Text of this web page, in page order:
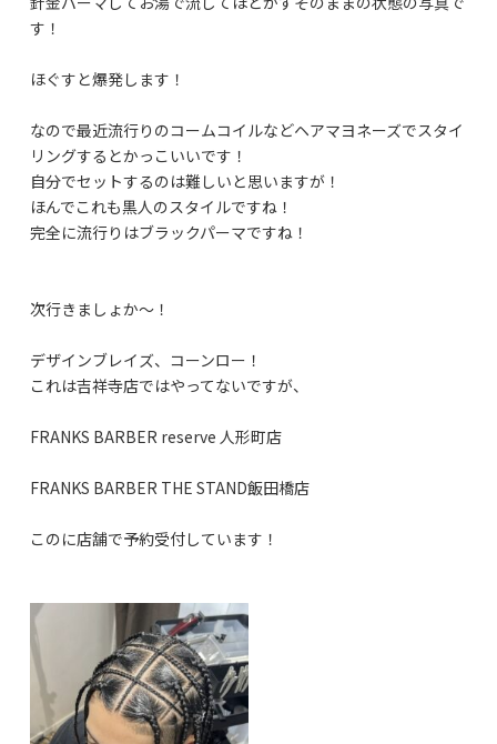
す！
ほぐすと爆発します！
なので最近流行りのコームコイルなどヘアマヨネーズでスタイ
リングするとかっこいいです！
自分でセットするのは難しいと思いますが！
ほんでこれも黒人のスタイルですね！
完全に流行りはブラックパーマですね！
次行きましょか〜！
デザインブレイズ、コーンロー！
これは吉祥寺店ではやってないですが、
FRANKS BARBER reserve 人形町店
FRANKS BARBER THE STAND飯田橋店
このに店舗で予約受付しています！